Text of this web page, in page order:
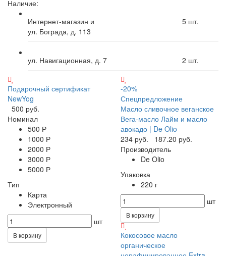
Наличие:
Интернет-магазин и
ул. Бограда, д. 113
5 шт.
ул. Навигационная, д. 7 2 шт.
Подарочный сертификат
NewYog
500 руб.
Номинал
500 Р
1000 Р
2000 Р
3000 Р
5000 Р
Тип
Карта
Электронный
шт
В корзину
-20%
Спецпредложение
Масло сливочное веганское
Вега-масло Лайм и масло
авокадо | De Olio
234 руб.
187.20 руб.
Производитель
De Olio
Упаковка
220 г
шт
В корзину
Кокосовое масло
органическое